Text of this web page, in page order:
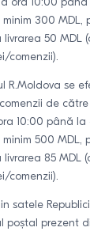
ora 10:00
300 MDL,
50 MDL
comenzii).
R.Moldova se
de
10:00 până la
500 MDL,
85 MDL
comenzii).
satele
poștal prezent